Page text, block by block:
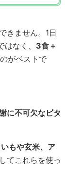
きません。1日
なく、 3食＋
のがベストで
に不可欠なビタ
もや玄米、ア
てこれらを使っ